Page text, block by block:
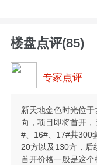
楼盘点评(85)
专家点评
新天地金色时光位
向，项目即将首开
#、16#、17#共300
20方以及130方，后
首开价格一般是这